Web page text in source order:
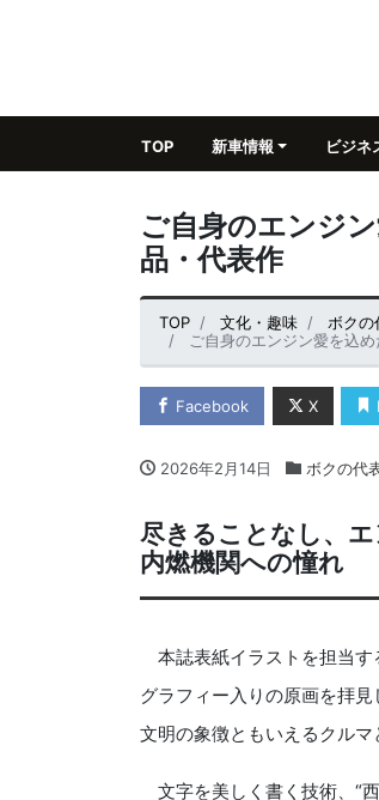
TOP 新車情報 ビジネ
ご自身のエンジ
品・代表作
TOP 文化・趣味
ボクの
ご自身のエンジン愛を込
Facebook X
2026年2月14日 ボクの代
尽きることなし、
内燃機関への憧れ
本誌表紙イラストを担当す
グラフィー入りの原画を拝
文明の象徴ともいえるクル
文字を美しく書く技術、“